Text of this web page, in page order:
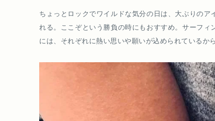
ちょっとロックでワイルドな気分の日は、大ぶりの
れる。ここぞという勝負の時にもおすすめ。サーフ
には、それぞれに熱い思いや願いが込められているから